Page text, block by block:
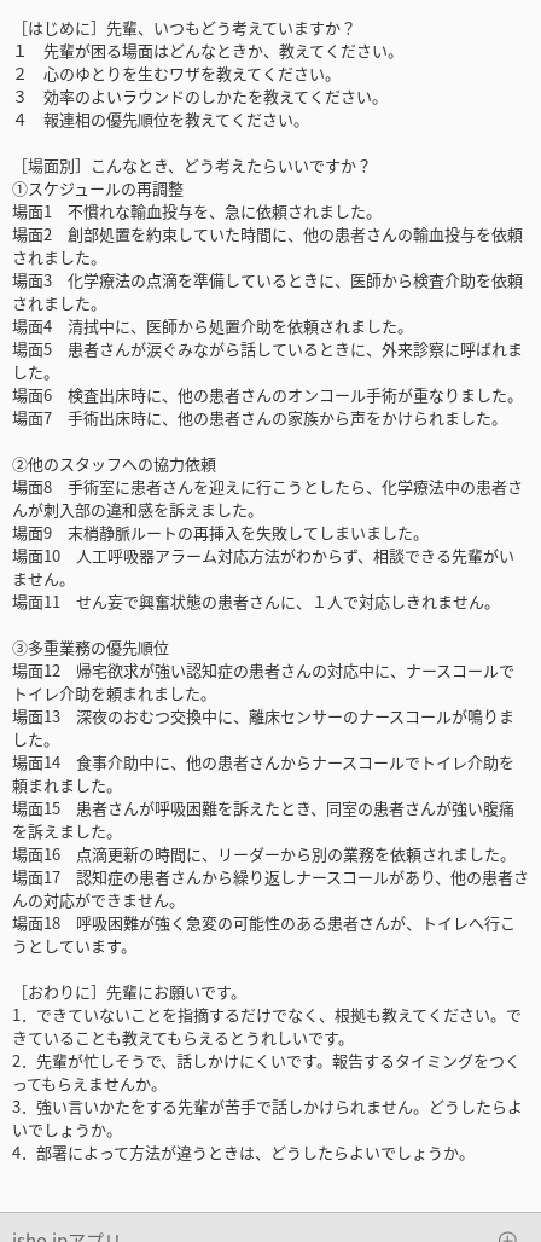
［はじめに］先輩、いつもどう考えていますか？
１ 先輩が困る場面はどんなときか、教えてください。
２ 心のゆとりを生むワザを教えてください。
３ 効率のよいラウンドのしかたを教えてください。
４ 報連相の優先順位を教えてください。
［場面別］こんなとき、どう考えたらいいですか？
➀スケジュールの再調整
場面1 不慣れな輸血投与を、急に依頼されました。
場面2 創部処置を約束していた時間に、他の患者さんの輸血投与を依頼
されました。
場面3 化学療法の点滴を準備しているときに、医師から検査介助を依頼
されました。
場面4 清拭中に、医師から処置介助を依頼されました。
場面5 患者さんが涙ぐみながら話しているときに、外来診察に呼ばれま
した。
場面6 検査出床時に、他の患者さんのオンコール手術が重なりました。
場面7 手術出床時に、他の患者さんの家族から声をかけられました。
②他のスタッフへの協力依頼
場面8 手術室に患者さんを迎えに行こうとしたら、化学療法中の患者さ
んが刺入部の違和感を訴えました。
場面9 末梢静脈ルートの再挿入を失敗してしまいました。
場面10 人工呼吸器アラーム対応方法がわからず、相談できる先輩がい
ません。
場面11 せん妄で興奮状態の患者さんに、１人で対応しきれません。
③多重業務の優先順位
場面12 帰宅欲求が強い認知症の患者さんの対応中に、ナースコールで
トイレ介助を頼まれました。
場面13 深夜のおむつ交換中に、離床センサーのナースコールが鳴りま
した。
場面14 食事介助中に、他の患者さんからナースコールでトイレ介助を
頼まれました。
場面15 患者さんが呼吸困難を訴えたとき、同室の患者さんが強い腹痛
を訴えました。
場面16 点滴更新の時間に、リーダーから別の業務を依頼されました。
場面17 認知症の患者さんから繰り返しナースコールがあり、他の患者さ
んの対応ができません。
場面18 呼吸困難が強く急変の可能性のある患者さんが、トイレへ行こ
うとしています。
［おわりに］先輩にお願いです。
1．できていないことを指摘するだけでなく、根拠も教えてください。で
きていることも教えてもらえるとうれしいです。
2．先輩が忙しそうで、話しかけにくいです。報告するタイミングをつく
ってもらえませんか。
3．強い言いかたをする先輩が苦手で話しかけられません。どうしたらよ
いでしょうか。
4．部署によって方法が違うときは、どうしたらよいでしょうか。